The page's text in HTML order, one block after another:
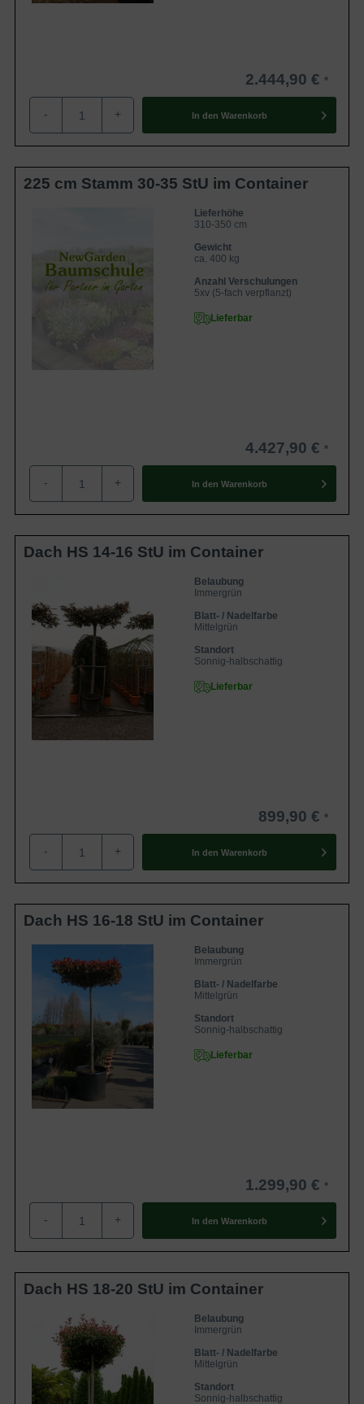
2.444,90 €
- + In den Warenkorb
225 cm Stamm 30-35 StU im Container
Lieferhöhe
310-350 cm
Gewicht
ca. 400 kg
Anzahl Verschulungen
5xv (5-fach verpflanzt)
Lieferbar
4.427,90 €
- + In den Warenkorb
Dach HS 14-16 StU im Container
Belaubung
Immergrün
Blatt- / Nadelfarbe
Mittelgrün
Standort
Sonnig-halbschattig
Lieferbar
899,90 €
- + In den Warenkorb
Dach HS 16-18 StU im Container
Belaubung
Immergrün
Blatt- / Nadelfarbe
Mittelgrün
Standort
Sonnig-halbschattig
Lieferbar
1.299,90 €
- + In den Warenkorb
Dach HS 18-20 StU im Container
Belaubung
Immergrün
Blatt- / Nadelfarbe
Mittelgrün
Standort
Sonnig-halbschattig